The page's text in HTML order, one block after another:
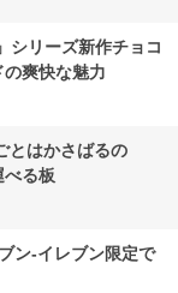
シリーズ新作チョコ
爽快な魅力
とはかさばるの
る板
ン‐イレブン限定で